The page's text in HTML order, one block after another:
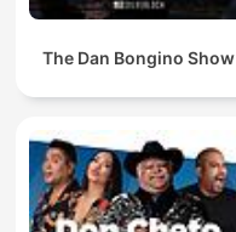
The Dan Bongino Show